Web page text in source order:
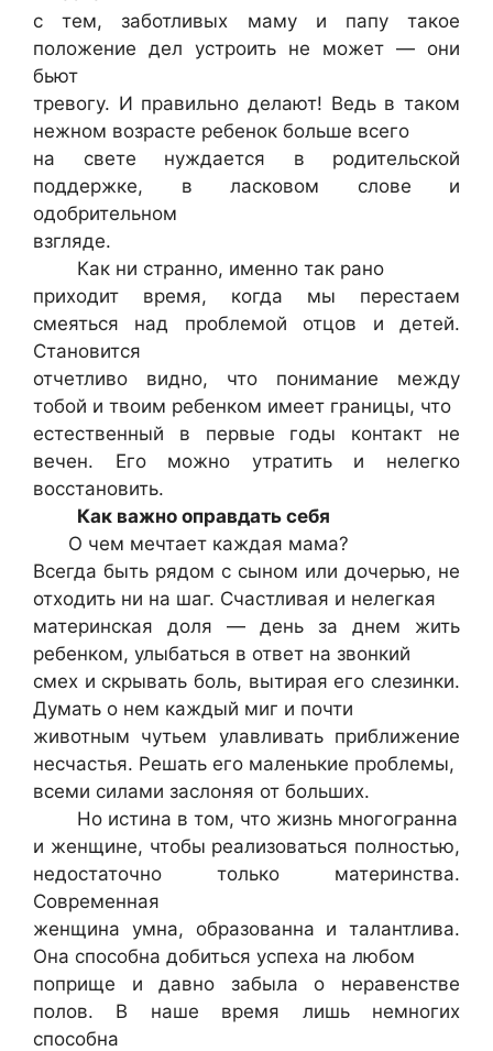
с тем, заботливых маму и папу такое
положение дел устроить не может — они
бьют
тревогу. И правильно делают! Ведь в таком
нежном возрасте ребенок больше всего
на свете нуждается в родительской
поддержке, в ласковом слове и
одобрительном
взгляде.
Как ни странно, именно так рано
приходит время, когда мы перестаем
смеяться над проблемой отцов и детей.
Становится
отчетливо видно, что понимание между
тобой и твоим ребенком имеет границы, что
естественный в первые годы контакт не
вечен. Его можно утратить и нелегко
восстановить.
Как важно оправдать себя
О чем мечтает каждая мама?
Всегда быть рядом с сыном или дочерью, не
отходить ни на шаг. Счастливая и нелегкая
материнская доля — день за днем жить
ребенком, улыбаться в ответ на звонкий
смех и скрывать боль, вытирая его слезинки.
Думать о нем каждый миг и почти
животным чутьем улавливать приближение
несчастья. Решать его маленькие проблемы,
всеми силами заслоняя от больших.
Но истина в том, что жизнь многогранна
и женщине, чтобы реализоваться полностью,
недостаточно только материнства.
Современная
женщина умна, образованна и талантлива.
Она способна добиться успеха на любом
поприще и давно забыла о неравенстве
полов. В наше время лишь немногих
способна